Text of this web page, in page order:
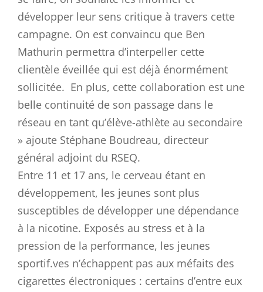
développer leur sens critique à travers cette
campagne. On est convaincu que Ben
Mathurin permettra d’interpeller cette
clientèle éveillée qui est déjà énormément
sollicitée. En plus, cette collaboration est une
belle continuité de son passage dans le
réseau en tant qu’élève-athlète au secondaire
» ajoute Stéphane Boudreau, directeur
général adjoint du RSEQ.
Entre 11 et 17 ans, le cerveau étant en
développement, les jeunes sont plus
susceptibles de développer une dépendance
à la nicotine. Exposés au stress et à la
pression de la performance, les jeunes
sportif.ves n’échappent pas aux méfaits des
cigarettes électroniques : certains d’entre eux